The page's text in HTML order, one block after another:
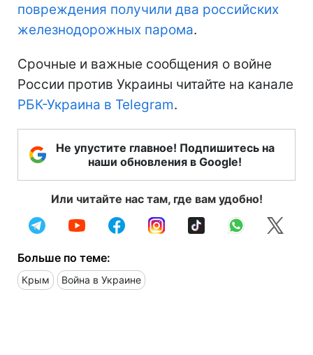
повреждения получили два российских
железнодорожных парома.
Срочные и важные сообщения о войне
России против Украины читайте на канале
РБК-Украина в Telegram.
Не упустите главное! Подпишитесь на
наши обновления в Google!
Или читайте нас там, где вам удобно!
Больше по теме:
Крым Война в Украине